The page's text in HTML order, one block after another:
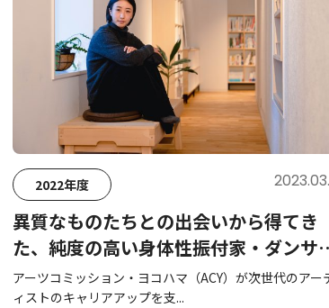
2022年度
異質なものたちとの出会いから得てき
た、純度の高い身体性――振付家・ダンサ
小暮香帆さん
アーツコミッション・ヨコハマ（ACY）が次世代のアー
ィストのキャリアアップを支...